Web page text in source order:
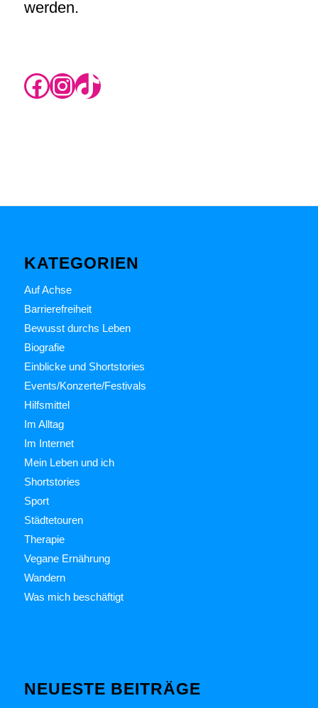
werden.
https://www.instagram.com/rikas.blog/ InstagramTikTok
KATEGORIEN
Auf Achse
Barrierefreiheit
Bewusst durchs Leben
Biografie
Einblicke und Shortstories
Events/Konzerte/Festivals
Hilfsmittel
Im Alltag
Im Internet
Mein Leben und ich
Shortstories
Sport
Städtetouren
Therapie
Vegane Ernährung
Wandern
Was mich beschäftigt
NEUESTE BEITRÄGE